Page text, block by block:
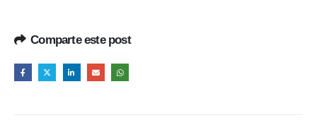
Comparte este post